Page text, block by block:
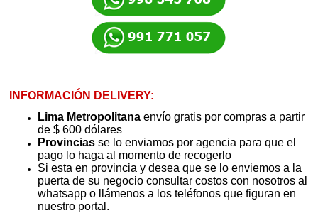
INFORMACIÓN DELIVERY:
Lima Metropolitana envío gratis por compras a partir
de $ 600 dólares
Provincias se lo enviamos por agencia para que el
pago lo haga al momento de recogerlo
Si esta en provincia y desea que se lo enviemos a la
puerta de su negocio consultar costos con nosotros al
whatsapp o llámenos a los teléfonos que figuran en
nuestro portal.